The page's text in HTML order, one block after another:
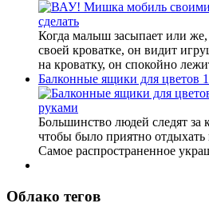
Когда малыш засыпает или же,
своей кроватке, он видит
на кроватку, он спокойно
Балконные ящики для цветов
Большинство людей следят за
чтобы было приятно отдыхать
Самое распространенное
Облако тегов